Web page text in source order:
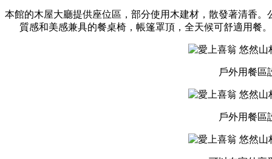
本館的木屋大廳提供座位區，部分使用木建材，散發著清香
質感和美感兼具的餐桌椅，帳篷罩頂，全天候可舒適用餐
戶外用餐區
戶外用餐區